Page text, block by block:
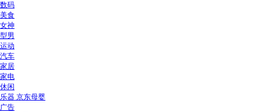
数码
美食
女神
型男
运动
汽车
家居
家电
休闲
乐器 京东母婴
广告